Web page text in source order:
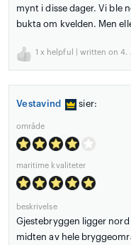
mynt i disse dager. Vi ble
bukta om kvelden. Men
1 x helpful | written on 4.
Vestavind sier:
område
maritime kvaliteter
beskrivelse
Gjestebryggen ligger
midten av hele